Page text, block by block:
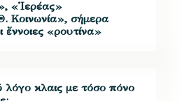
«Ἱερέας»
Κοινωνία», σήμερα
ἔννοιες «ρουτίνα»
λόγο κλαις με τόσο πόνο